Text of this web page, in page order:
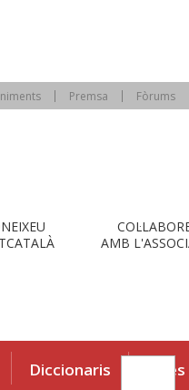
Premsa Fòrums
AMB
Diccionaris Eines